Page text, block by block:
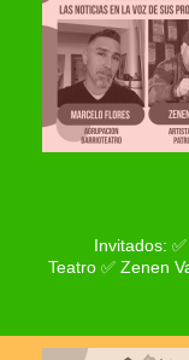
Invitados:
Teatro ✅Zenen